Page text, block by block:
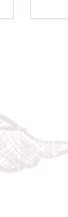
をﾊﾞ
サッ
っ
ｷｭう
◎大型商品・オ
10日前〜5日
返金額が変動
お電話で頂き